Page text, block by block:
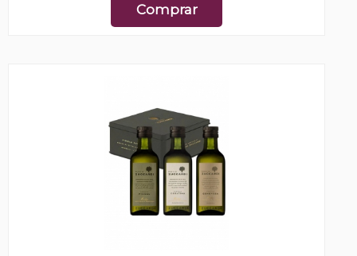
Comprar